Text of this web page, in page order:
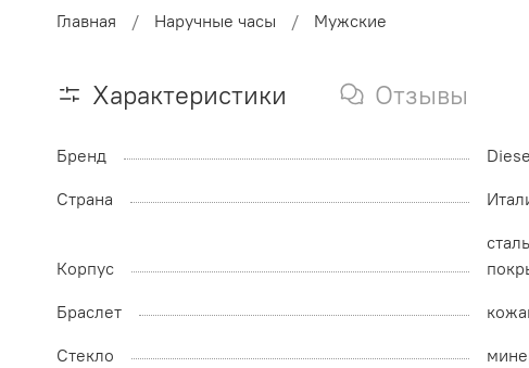
Главная Наручные часы Мужские
Характеристики Отзывы
Бренд
Страна
Корпус
Браслет
Стекло